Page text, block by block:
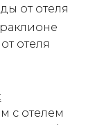
от отеля
отеля
:
с отелем